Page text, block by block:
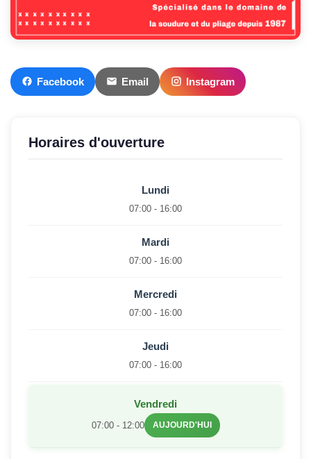
Facebook Email Instagram
Horaires d'ouverture
Lundi
07:00 - 16:00
Mardi
07:00 - 16:00
Mercredi
07:00 - 16:00
Jeudi
07:00 - 16:00
Vendredi
07:00 - 12:00 AUJOURD'HUI